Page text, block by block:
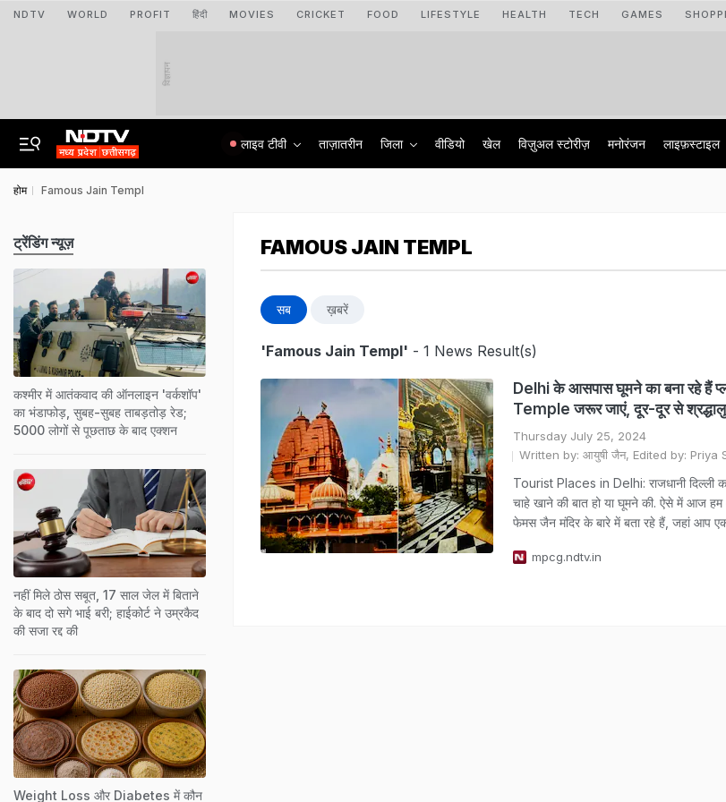
NDTV WORLD PROFIT हिंदी MOVIES CRICKET FOOD LIFESTYLE HEALTH TECH GAMES
विज्ञापन
लाइव टीवी ताज़ातरीन जिला वीडियो खेल विज़ुअल स्टोरीज़ मनोरंजन लाइफ़स्टाइल
होम Famous Jain Templ
FAMOUS JAIN TEMPL
सब ख़बरें
'Famous Jain Templ' - 1 News Result(s)
Delhi के आसपास घूमने का बना रहे हैं
Temple जरूर जाएं, दूर-दूर से
Thursday July 25, 2024
Written by: आयुषी जैन, Edited by: Priya
Tourist Places in Delhi: राजधानी दिल्ली
चाहे खाने की बात हो या घूमने की. ऐसे में आज
फेमस जैन मंदिर के बारे में बता रहे हैं, जहां आप
mpcg.ndtv.in
ट्रेंडिंग न्यूज़
कश्मीर में आतंकवाद की ऑनलाइन 'वर्कशॉप'
का भंडाफोड़, सुबह-सुबह ताबड़तोड़ रेड;
5000 लोगों से पूछताछ के बाद एक्शन
नहीं मिले ठोस सबूत, 17 साल जेल में बिताने
के बाद दो सगे भाई बरी; हाईकोर्ट ने उम्रकैद
की सजा रद्द की
Weight Loss और Diabetes में कौन